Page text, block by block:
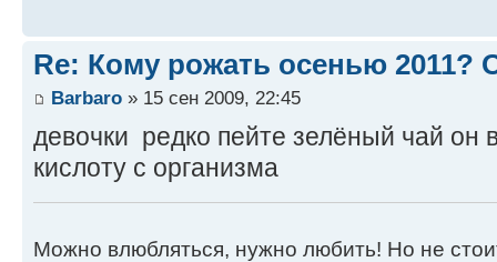
Re: Кому рожать осенью 2011?
Barbaro » 15 сен 2009, 22:45
девочки редко пейте зелёный чай
кислоту с организма
Можно влюбляться, нужно любить! Но не